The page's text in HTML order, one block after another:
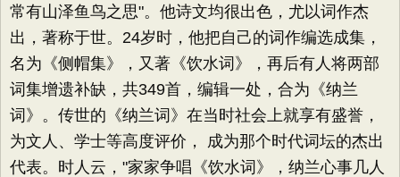
常有山泽鱼鸟之思"。他诗文均很出色，尤以词作杰
出，著称于世。24岁时，他把自己的词作编选成集，
名为《侧帽集》，又著《饮水词》，再后有人将两部
词集增遗补缺，共349首，编辑一处，合为《纳兰
词》。传世的《纳兰词》在当时社会上就享有盛誉，
为文人、学士等高度评价， 成为那个时代词坛的杰出
代表。时人云，"家家争唱《饮水词》，纳兰心事几人